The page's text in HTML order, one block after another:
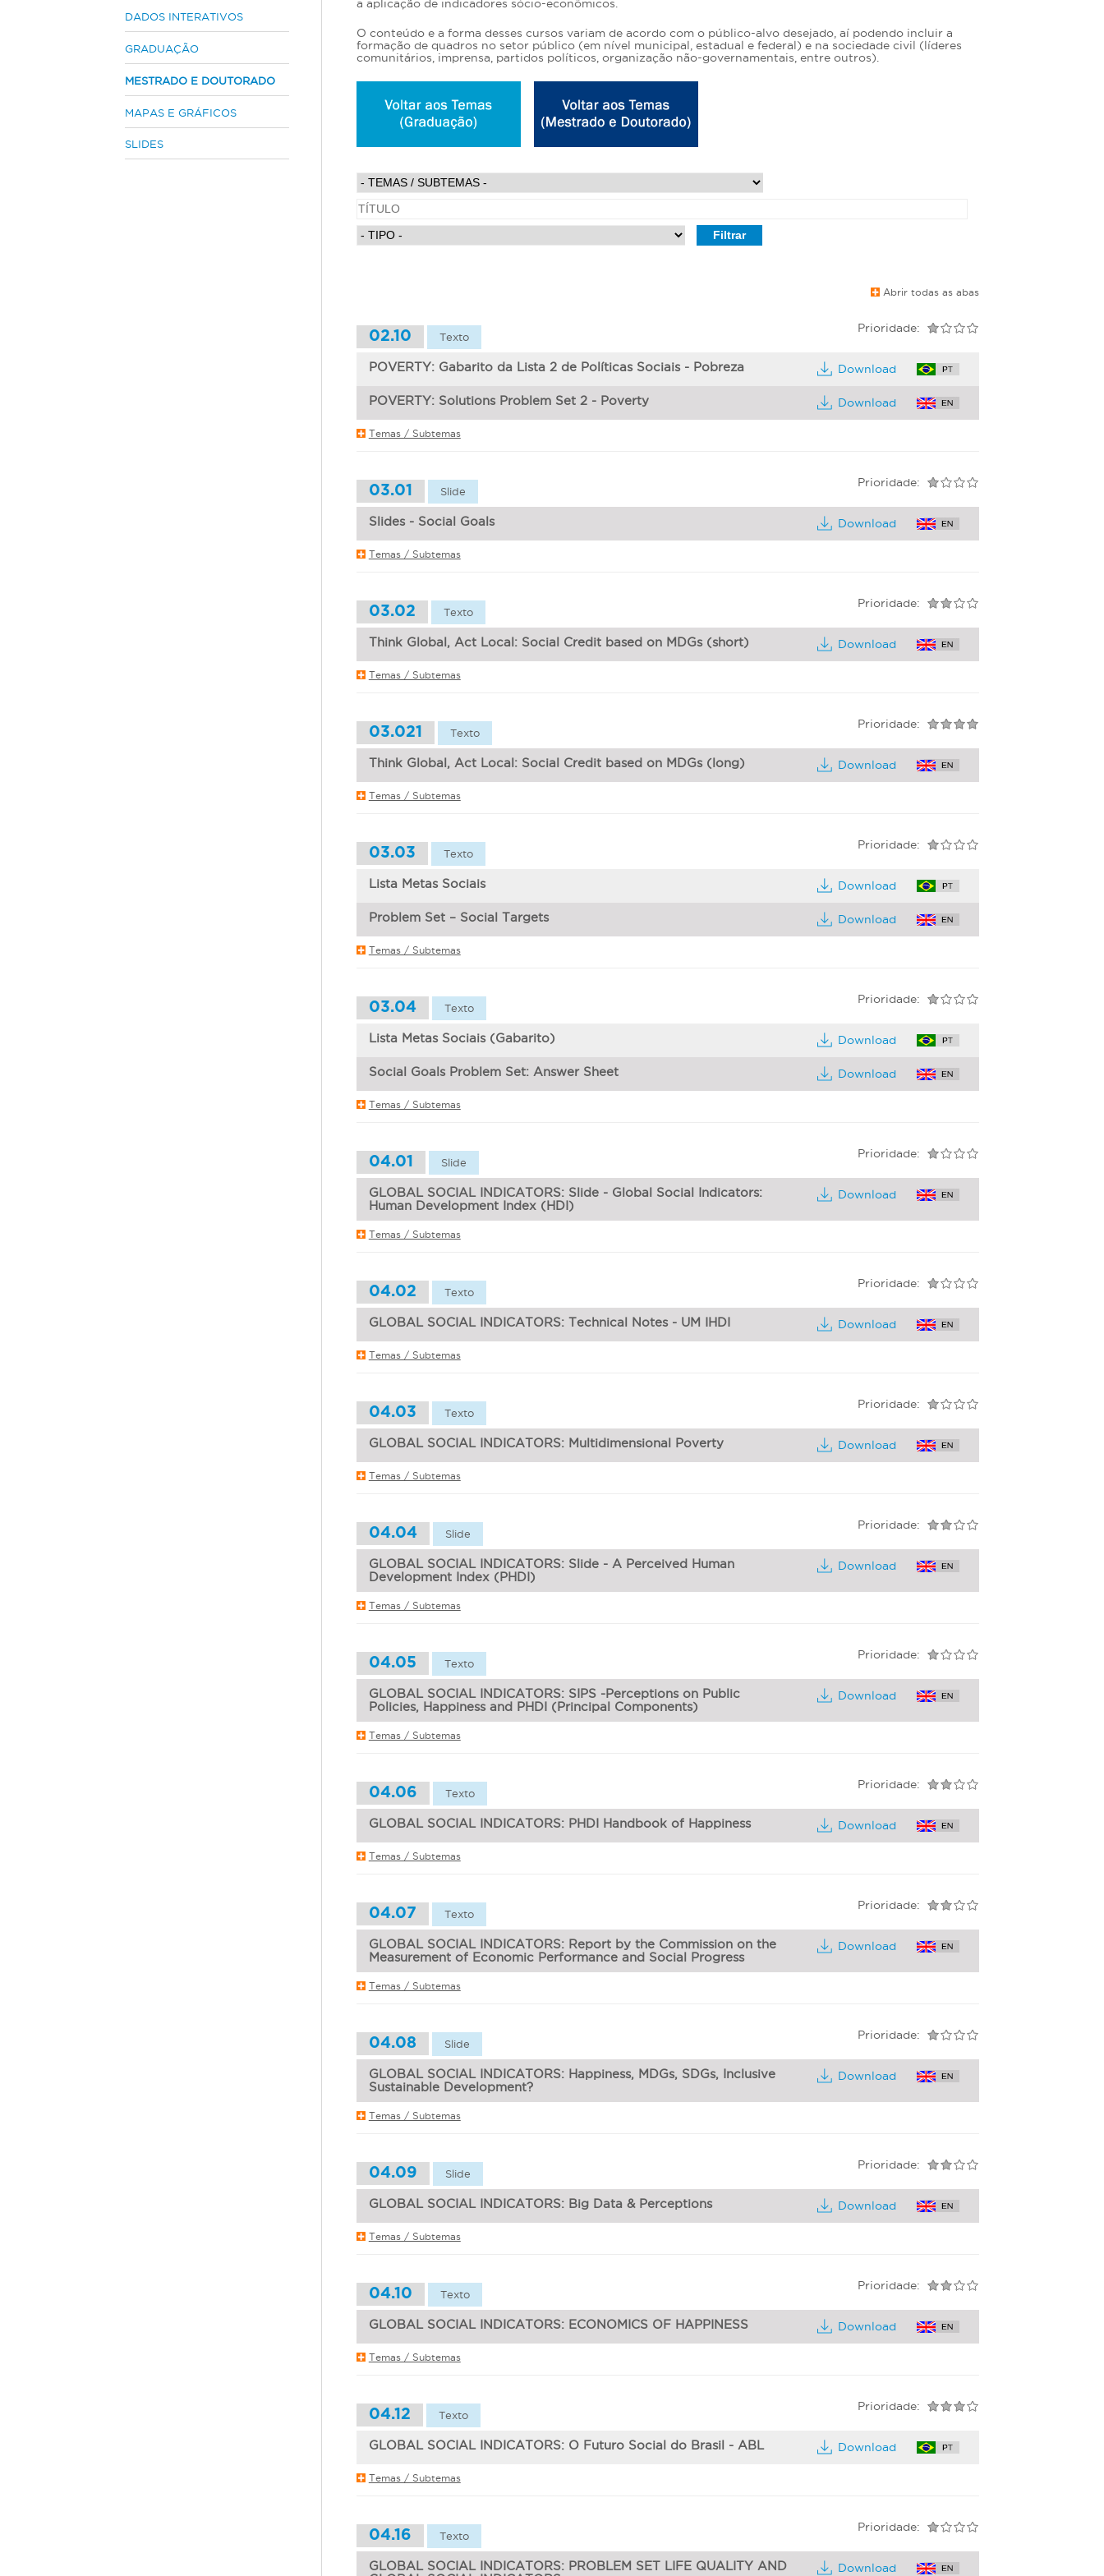
t
á
a aplicação de indicadores sócio-econômicos.
O conteúdo e a forma desses cursos variam de acordo com o público-alvo desejado, aí podendo incluir a
formação de quadros no setor público (em nível municipal, estadual e federal) e na sociedade civil (líderes
comunitários, imprensa, partidos políticos, organização não-governamentais, entre outros).
Abrir todas as abas
02.10 Texto
Prioridade:
POVERTY: Gabarito da Lista 2 de Políticas Sociais - Pobreza Download
POVERTY: Solutions Problem Set 2 - Poverty Download
Temas / Subtemas
03.01 Slide
Prioridade:
Slides - Social Goals Download
Temas / Subtemas
03.02 Texto
Prioridade:
Think Global, Act Local: Social Credit based on MDGs (short) Download
Temas / Subtemas
03.021 Texto
Prioridade:
Think Global, Act Local: Social Credit based on MDGs (long) Download
Temas / Subtemas
03.03 Texto
Prioridade:
Lista Metas Sociais Download
Problem Set – Social Targets Download
Temas / Subtemas
03.04 Texto
Prioridade:
Lista Metas Sociais (Gabarito) Download
Social Goals Problem Set: Answer Sheet Download
Temas / Subtemas
04.01 Slide
Prioridade:
GLOBAL SOCIAL INDICATORS: Slide - Global Social Indicators:
Human Development Index (HDI)
Download
Temas / Subtemas
04.02 Texto
Prioridade:
GLOBAL SOCIAL INDICATORS: Technical Notes - UM IHDI Download
Temas / Subtemas
04.03 Texto
Prioridade:
GLOBAL SOCIAL INDICATORS: Multidimensional Poverty Download
Temas / Subtemas
04.04 Slide
Prioridade:
GLOBAL SOCIAL INDICATORS: Slide - A Perceived Human
Development Index (PHDI)
Download
Temas / Subtemas
04.05 Texto
Prioridade:
GLOBAL SOCIAL INDICATORS: SIPS -Perceptions on Public
Policies, Happiness and PHDI (Principal Components)
Download
Temas / Subtemas
04.06 Texto
Prioridade:
GLOBAL SOCIAL INDICATORS: PHDI Handbook of Happiness Download
Temas / Subtemas
04.07 Texto
Prioridade:
GLOBAL SOCIAL INDICATORS: Report by the Commission on the
Measurement of Economic Performance and Social Progress
Download
Temas / Subtemas
04.08 Slide
Prioridade:
GLOBAL SOCIAL INDICATORS: Happiness, MDGs, SDGs, Inclusive
Sustainable Development?
Download
Temas / Subtemas
04.09 Slide
Prioridade:
GLOBAL SOCIAL INDICATORS: Big Data & Perceptions Download
Temas / Subtemas
04.10 Texto
Prioridade:
GLOBAL SOCIAL INDICATORS: ECONOMICS OF HAPPINESS Download
Temas / Subtemas
04.12 Texto
Prioridade:
GLOBAL SOCIAL INDICATORS: O Futuro Social do Brasil - ABL Download
Temas / Subtemas
04.16 Texto
Prioridade:
GLOBAL SOCIAL INDICATORS: PROBLEM SET LIFE QUALITY AND
Download
DADOS INTERATIVOS
GRADUAÇÃO
MESTRADO E DOUTORADO
MAPAS E GRÁFICOS
SLIDES